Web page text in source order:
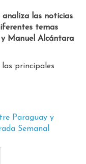
las noticias
temas
Manuel Alcántara
principales
Paraguay y
Semanal